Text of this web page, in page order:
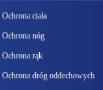
Ochrona ciała
Ochrona nóg
Ochrona rąk
Ochrona dróg oddechowych